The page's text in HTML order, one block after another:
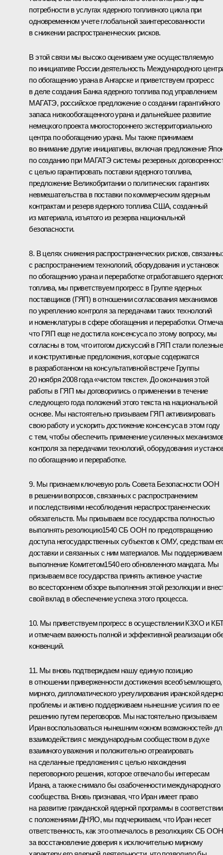
потребности в услугах ядерного топливного цикла при
одновременном учете глобальной заинтересованности
в снижении распространенческих рисков.
В этой связи мы высоко оцениваем уже осуществляемую
по инициативе России деятельность Международного
по обогащению урана в Ангарске и приветствуем прогресс
в деле создания Банка ядерного топлива под управлением
МАГАТЭ, российское предложение о создании гарантийного
запаса низкообогащенного урана и дальнейшее развитие
немецкого проекта многостороннего экстерриториального
центра по обогащению урана. Мы также принимаем
во внимание другие инициативы, включая предложение
по созданию при МАГАТЭ системы резервных
с целью гарантировать поставки ядерного топлива,
предложение Великобритании о политических гарантиях
невмешательства в поставки по коммерческим ядерным
контрактам и резерв ядерного топлива США, созданный
из материала, изъятого из резерва национальной
безопасности.
8. В целях снижения распространенческих рисков,
с распространением технологий, оборудования и установок
по обогащению урана и переработке отработавшего
топлива, мы приветствуем прогресс в Группе ядерных
поставщиков (ГЯП) в отношении согласования механизмов
по укреплению контроля за передачами таких технологий
и номенклатуры в сфере обогащения и переработки.
что ГЯП еще не достигла консенсуса по этому вопросу, мы
согласны в том, что итогом дискуссий в ГЯП стали полезные
и конструктивные предложения, которые содержатся
в разработанном на консультативной встрече Группы
20 ноября 2008 года «чистом тексте». До окончания этой
работы в ГЯП мы договорились о применении в течение
следующего года положений этого текста на национальной
основе. Мы настоятельно призываем ГЯП активизировать
свою работу и ускорить достижение консенсуса в этом году
с тем, чтобы обеспечить применение усиленных
контроля за передачами технологий, оборудования и
по обогащению и переработке.
9. Мы признаем ключевую роль Совета Безопасности ООН
в решении вопросов, связанных с распространением
и последствиями несоблюдения нераспространенческих
обязательств. Мы призываем все государства полностью
выполнять резолюцию1540 СБ ООН по предотвращению
доступа негосударственных субъектов к ОМУ, средствам
доставки и связанных с ним материалов. Мы поддерживаем
выполнение Комитетом1540 его обновленного мандата. Мы
призываем все государства принять активное участие
во всестороннем обзоре выполнения этой резолюции и
свой вклад в обеспечение успеха этого процесса.
10. Мы приветствуем прогресс в осуществлении КЗХО и
и отмечаем важность полной и эффективной реализации
конвенций.
11. Мы вновь подтверждаем нашу единую позицию
в отношении приверженности достижения всеобъемлющего,
мирного, дипломатического урегулирования иранской
проблемы и активно поддерживаем нынешние усилия по ее
решению путем переговоров. Мы настоятельно призываем
Иран воспользоваться нынешним «окном возможностей»
взаимодействия с международным сообществом в духе
взаимного уважения и положительно отреагировать
на сделанные предложения с целью нахождения
переговорного решения, которое отвечало бы интересам
Ирана, а также снимало бы озабоченности международного
сообщества. Вновь признавая, что Иран имеет право
на развитие гражданской ядерной программы в соответствии
с положениями ДНЯО, мы подчеркиваем, что Иран несет
ответственность, как это отмечалось в резолюциях СБ
за восстановление доверия к исключительно мирному